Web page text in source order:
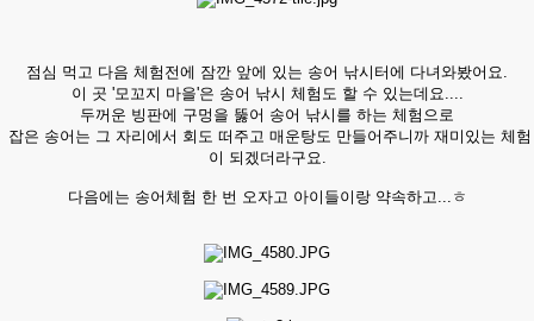
점심 먹고 다음 체험전에 잠깐 앞에 있는 송어 낚시터에 다녀와봤어요.
이 곳 '모꼬지 마을'은 송어 낚시 체험도 할 수 있는데요....
두꺼운 빙판에 구멍을 뚫어 송어 낚시를 하는 체험으로
잡은 송어는 그 자리에서 회도 떠주고 매운탕도 만들어주니까 재미있는 체험
이 되겠더라구요.
다음에는 송어체험 한 번 오자고 아이들이랑 약속하고...ㅎ